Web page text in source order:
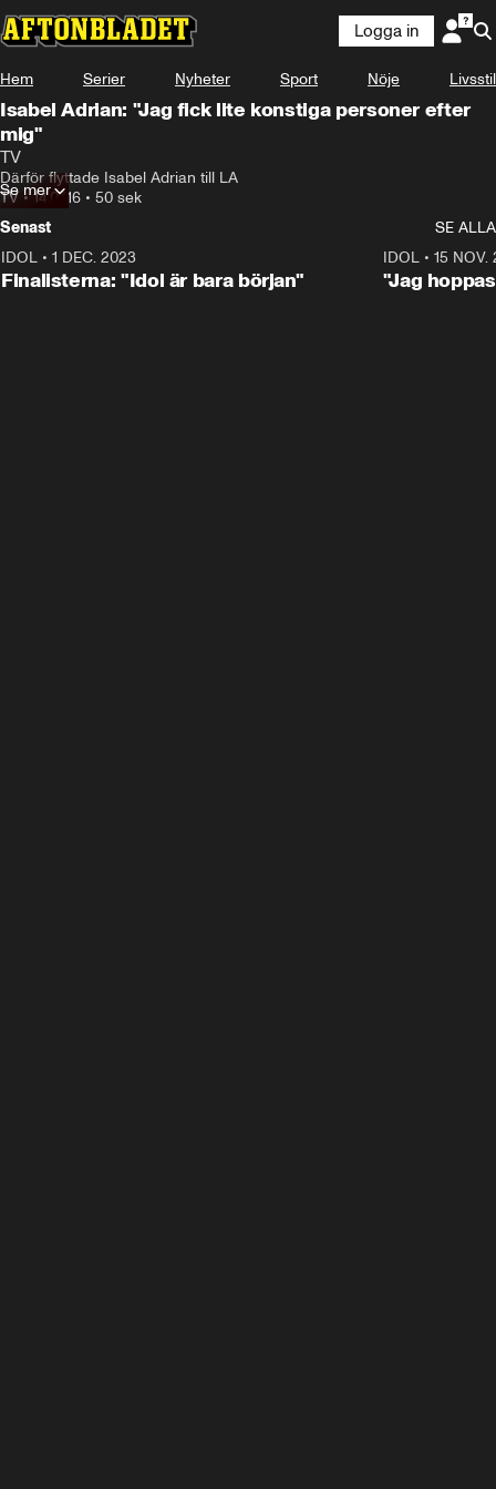
Logga in
Hem Serier Nyheter Sport Nöje Livsstil
Isabel Adrian: "Jag fick lite konstiga personer efter
mig"
TV
Därför flyttade Isabel Adrian till LA
TV •14.07.16 • 50 sek
Se mer
Senast
SE ALLA
IDOL • 1 DEC. 2023
Finalisterna: "Idol är bara början"
IDOL• 15 NOV.
"Jag